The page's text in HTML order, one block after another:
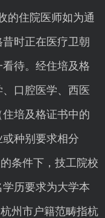
的住院医师如为通
时正在医疗卫朝
待。经住培及格
口腔医学、西医
培及格证书中的
种别要求相分
条件下，技工院校
历要求为大学本
州市户籍范畴指杭